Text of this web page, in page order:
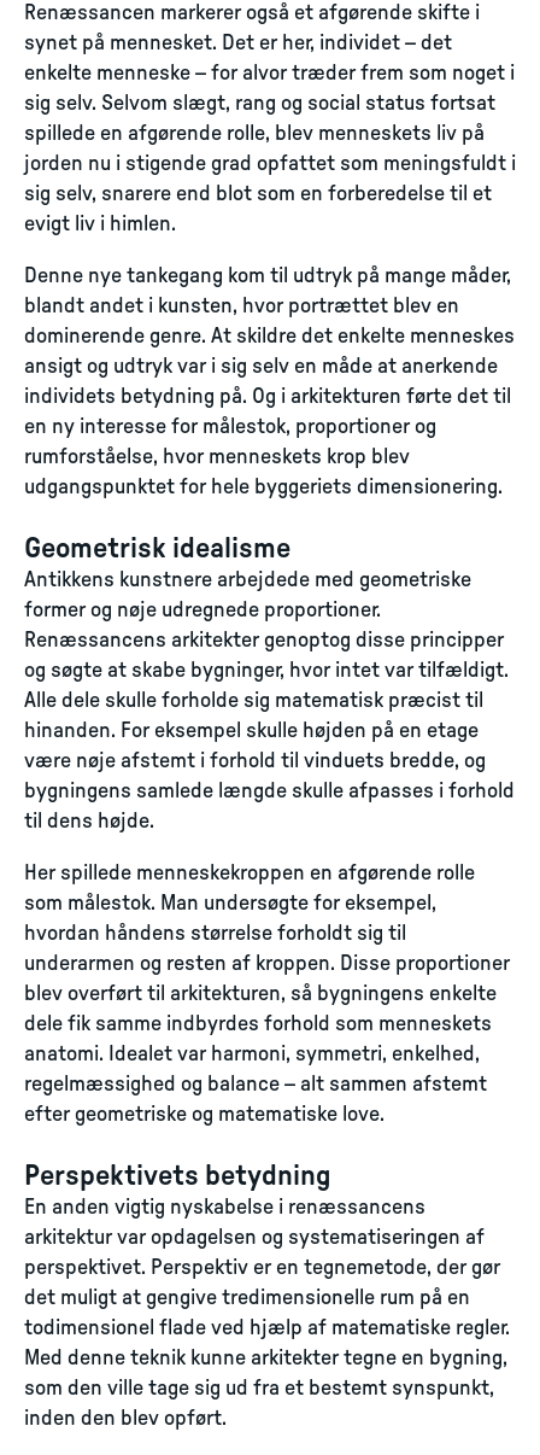
Renæssancen markerer også et afgørende skifte i
synet på mennesket. Det er her, individet – det
enkelte menneske – for alvor træder frem som noget i
sig selv. Selvom slægt, rang og social status fortsat
spillede en afgørende rolle, blev menneskets liv på
jorden nu i stigende grad opfattet som meningsfuldt i
sig selv, snarere end blot som en forberedelse til et
evigt liv i himlen.
Denne nye tankegang kom til udtryk på mange måder,
blandt andet i kunsten, hvor portrættet blev en
dominerende genre. At skildre det enkelte menneskes
ansigt og udtryk var i sig selv en måde at anerkende
individets betydning på. Og i arkitekturen førte det til
en ny interesse for målestok, proportioner og
rumforståelse, hvor menneskets krop blev
udgangspunktet for hele byggeriets dimensionering.
Geometrisk idealisme
Antikkens kunstnere arbejdede med geometriske
former og nøje udregnede proportioner.
Renæssancens arkitekter genoptog disse principper
og søgte at skabe bygninger, hvor intet var tilfældigt.
Alle dele skulle forholde sig matematisk præcist til
hinanden. For eksempel skulle højden på en etage
være nøje afstemt i forhold til vinduets bredde, og
bygningens samlede længde skulle afpasses i forhold
til dens højde.
Her spillede menneskekroppen en afgørende rolle
som målestok. Man undersøgte for eksempel,
hvordan håndens størrelse forholdt sig til
underarmen og resten af kroppen. Disse proportioner
blev overført til arkitekturen, så bygningens enkelte
dele fik samme indbyrdes forhold som menneskets
anatomi. Idealet var harmoni, symmetri, enkelhed,
regelmæssighed og balance – alt sammen afstemt
efter geometriske og matematiske love.
Perspektivets betydning
En anden vigtig nyskabelse i renæssancens
arkitektur var opdagelsen og systematiseringen af
perspektivet. Perspektiv er en tegnemetode, der gør
det muligt at gengive tredimensionelle rum på en
todimensionel flade ved hjælp af matematiske regler.
Med denne teknik kunne arkitekter tegne en bygning,
som den ville tage sig ud fra et bestemt synspunkt,
inden den blev opført.